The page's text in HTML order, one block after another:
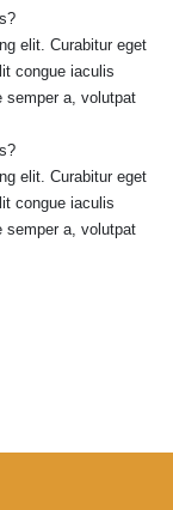
elit. Curabitur eget
congue iaculis
semper a, volutpat
elit. Curabitur eget
congue iaculis
semper a, volutpat